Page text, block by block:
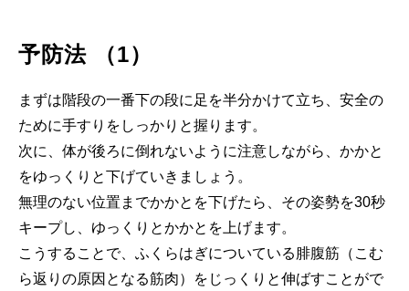
予防法 （1）
まずは階段の一番下の段に足を半分かけて立ち、安全の
ために手すりをしっかりと握ります。
次に、体が後ろに倒れないように注意しながら、かかと
をゆっくりと下げていきましょう。
無理のない位置までかかとを下げたら、その姿勢を30秒
キープし、ゆっくりとかかとを上げます。
こうすることで、ふくらはぎについている腓腹筋（こむ
ら返りの原因となる筋肉）をじっくりと伸ばすことがで